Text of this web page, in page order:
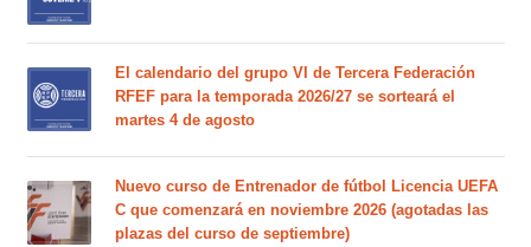
El calendario del grupo VI de Tercera Federación
RFEF para la temporada 2026/27 se sorteará el
martes 4 de agosto
Nuevo curso de Entrenador de fútbol Licencia UEFA
C que comenzará en noviembre 2026 (agotadas las
plazas del curso de septiembre)